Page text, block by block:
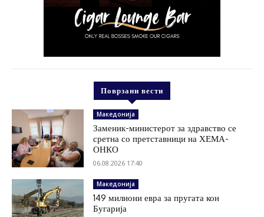
Поврзани вести
Македонија
Заменик-министерот за здравство се
сретна со претставници на ХЕМА-
ОНКО
06.08.2026 17:40
Македонија
149 милиони евра за пругата кон
Бугарија